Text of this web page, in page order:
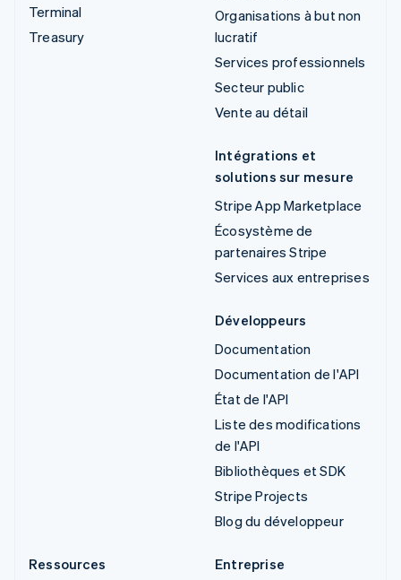
Terminal
Treasury
Organisations à but non
lucratif
Services professionnels
Secteur public
Vente au détail
Intégrations et
solutions sur mesure
Stripe App Marketplace
Écosystème de
partenaires Stripe
Services aux entreprises
Développeurs
Documentation
Documentation de l'API
État de l'API
Liste des modifications
de l'API
Bibliothèques et SDK
Stripe Projects
Blog du développeur
Ressources
Entreprise